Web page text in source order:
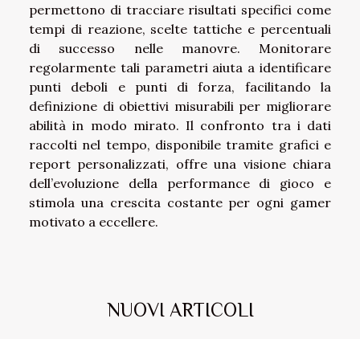
permettono di tracciare risultati specifici come
tempi di reazione, scelte tattiche e percentuali
di successo nelle manovre. Monitorare
regolarmente tali parametri aiuta a identificare
punti deboli e punti di forza, facilitando la
definizione di obiettivi misurabili per migliorare
abilità in modo mirato. Il confronto tra i dati
raccolti nel tempo, disponibile tramite grafici e
report personalizzati, offre una visione chiara
dell’evoluzione della performance di gioco e
stimola una crescita costante per ogni gamer
motivato a eccellere.
NUOVI ARTICOLI